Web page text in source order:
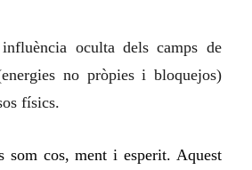
oculta dels camps de
no pròpies i bloquejos)
físics.
som cos, ment i esperit. Aquest